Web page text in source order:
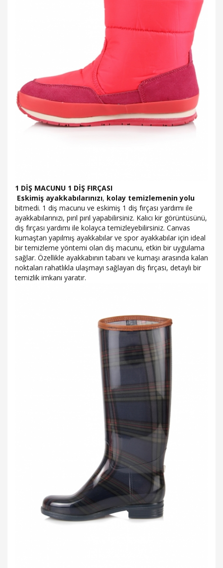
1 DİŞ MACUNU 1 DİŞ FIRÇASI
Eskimiş ayakkabılarınızı, kolay temizlemenin yolu
bitmedi. 1 diş macunu ve eskimiş 1 diş fırçası yardımı ile
ayakkabılarınızı, pırıl pırıl yapabilirsiniz. Kalıcı kir görüntüsünü,
diş fırçası yardımı ile kolayca temizleyebilirsiniz. Canvas
kumaştan yapılmış ayakkabılar ve spor ayakkabılar için ideal
bir temizleme yöntemi olan diş macunu, etkin bir uygulama
sağlar. Özellikle ayakkabının tabanı ve kumaşı arasında kalan
noktaları rahatlıkla ulaşmayı sağlayan diş fırçası, detaylı bir
temizlik imkanı yaratır.